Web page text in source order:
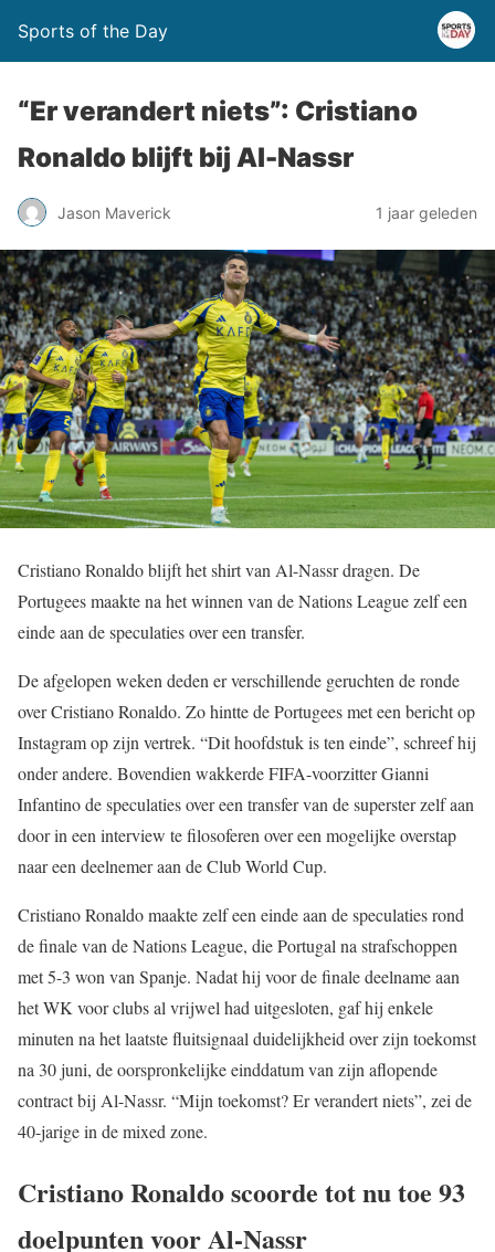
Sports of the Day
“Er verandert niets”: Cristiano
Ronaldo blijft bij Al-Nassr
Jason Maverick 1 jaar geleden
Cristiano Ronaldo blijft het shirt van Al-Nassr dragen. De
Portugees maakte na het winnen van de Nations League zelf een
einde aan de speculaties over een transfer.
De afgelopen weken deden er verschillende geruchten de ronde
over Cristiano Ronaldo. Zo hintte de Portugees met een bericht op
Instagram op zijn vertrek. “Dit hoofdstuk is ten einde”, schreef hij
onder andere. Bovendien wakkerde FIFA-voorzitter Gianni
Infantino de speculaties over een transfer van de superster zelf aan
door in een interview te filosoferen over een mogelijke overstap
naar een deelnemer aan de Club World Cup.
Cristiano Ronaldo maakte zelf een einde aan de speculaties rond
de finale van de Nations League, die Portugal na strafschoppen
met 5-3 won van Spanje. Nadat hij voor de finale deelname aan
het WK voor clubs al vrijwel had uitgesloten, gaf hij enkele
minuten na het laatste fluitsignaal duidelijkheid over zijn toekomst
na 30 juni, de oorspronkelijke einddatum van zijn aflopende
contract bij Al-Nassr. “Mijn toekomst? Er verandert niets”, zei de
40-jarige in de mixed zone.
Cristiano Ronaldo scoorde tot nu toe 93
doelpunten voor Al-Nassr